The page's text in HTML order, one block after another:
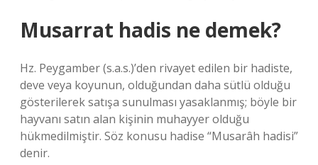
Musarrat hadis ne demek?
Hz. Peygamber (s.a.s.)’den rivayet edilen bir hadiste,
deve veya koyunun, olduğundan daha sütlü olduğu
gösterilerek satışa sunulması yasaklanmış; böyle bir
hayvanı satın alan kişinin muhayyer olduğu
hükmedilmiştir. Söz konusu hadise “Musarâh hadisi”
denir.